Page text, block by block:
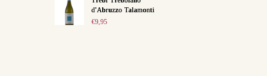
d'Abruzzo Talamonti
€9,95